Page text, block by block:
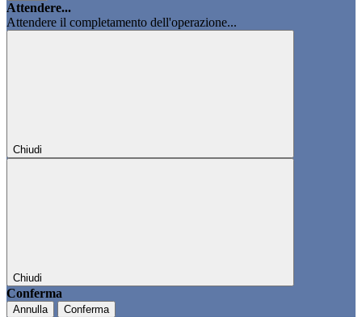
Attendere...
Attendere il completamento dell'operazione...
Chiudi
Chiudi
Conferma
Annulla Conferma